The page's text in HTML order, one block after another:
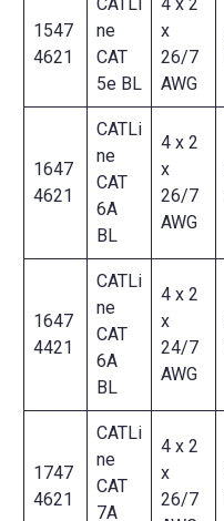
1547
4621
ne
CAT
5e BL
x
26/7
AWG
1647
4621
CATLi
ne
CAT
6A
BL
4 x 2
x
26/7
AWG
1647
4421
CATLi
ne
CAT
6A
BL
4 x 2
x
24/7
AWG
1747
4621
CATLi
ne
CAT
7A
4 x 2
x
26/7